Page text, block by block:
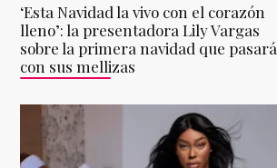
‘Esta Navidad la vivo con el corazón
lleno’: la presentadora Lily Vargas
sobre la primera navidad que pasará
con sus mellizas